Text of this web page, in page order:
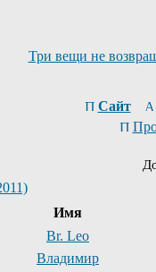
Три вещи не
Сайт
Имя
Br. Leo
Владимир